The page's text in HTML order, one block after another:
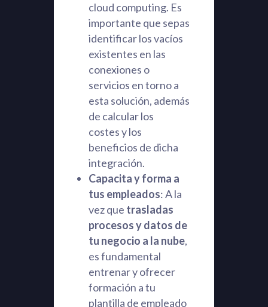
cloud computing. Es
importante que sepas
identificar los vacíos
existentes en las
conexiones o
servicios en torno a
esta solución, además
de calcular los
costes y los
beneficios de dicha
integración.
Capacita y forma a
tus empleados: A la
vez que trasladas
procesos y datos de
tu negocio a la nube,
es fundamental
entrenar y ofrecer
formación a tu
plantilla de empleado